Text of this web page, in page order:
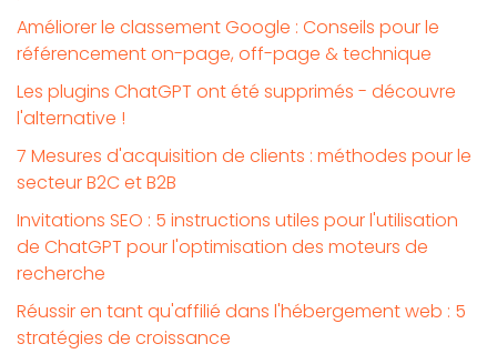
Améliorer le classement Google : Conseils pour le
référencement on-page, off-page & technique
Les plugins ChatGPT ont été supprimés - découvre
l'alternative !
7 Mesures d'acquisition de clients : méthodes pour le
secteur B2C et B2B
Invitations SEO : 5 instructions utiles pour l'utilisation
de ChatGPT pour l'optimisation des moteurs de
recherche
Réussir en tant qu'affilié dans l'hébergement web : 5
stratégies de croissance